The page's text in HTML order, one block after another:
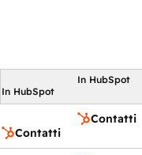
In HubSpot
In HubSpot
Contatti
Contatti